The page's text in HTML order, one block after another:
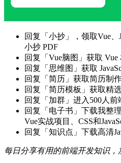
回复「小抄」，领取Vue、
小抄 PDF
回复「Vue脑图」获取 Vue
回复「思维图」获取
回复「简历」获取简历制
回复「简历模板」获取精
回复「加群」进入500人前
回复「电子书」下载我整
Vue实战项目、CSS和
回复「知识点」下载高清
每日分享有用的前端开发知识，